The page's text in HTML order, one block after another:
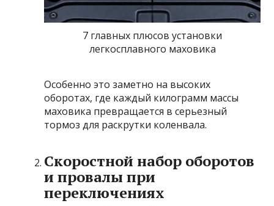
7 главных плюсов установки
легкосплавного маховика
Особенно это заметно на высоких
оборотах, где каждый килограмм массы
маховика превращается в серьезный
тормоз для раскрутки коленвала.
Скоростной набор оборотов
и провалы при
переключениях